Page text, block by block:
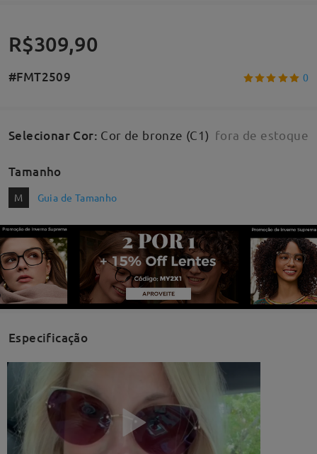
R$309,90
#FMT2509 0
Selecionar Cor: Cor de bronze (C1) fora de estoque
Tamanho
M Guia de Tamanho
Especificação